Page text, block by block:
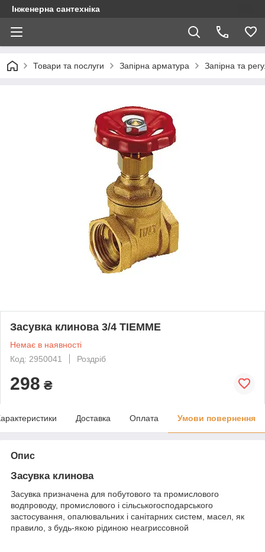
Інженерна сантехніка
Товари та послуги Запірна арматура Запірна та
Засувка клинова 3/4 TIEMME
Немає в наявності
Код: 2950041
Роздріб
298 ₴
Доставка Оплата Умови повернення
Опис
Засувка клинова
Засувка призначена для побутового та промислового
водпроводу, промислового і сільськогосподарського
застосування, опалювальних і санітарних систем, масел, як
правило, з будь-якою рідиною неагриссовной